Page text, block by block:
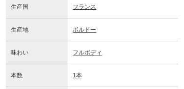
生産国 フランス
生産地 ボルドー
味わい フルボディ
本数 1本